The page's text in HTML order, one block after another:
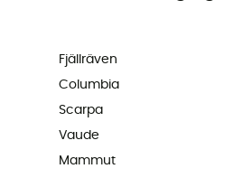
Fjällräven
Columbia
Scarpa
Vaude
Mammut